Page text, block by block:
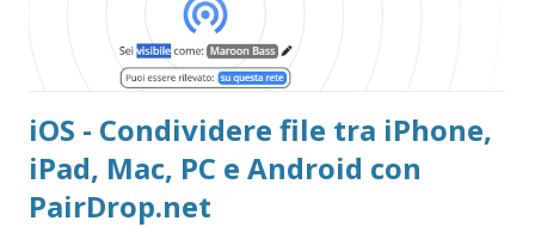
iOS - Condividere file tra iPhone,
iPad, Mac, PC e Android con
PairDrop.net